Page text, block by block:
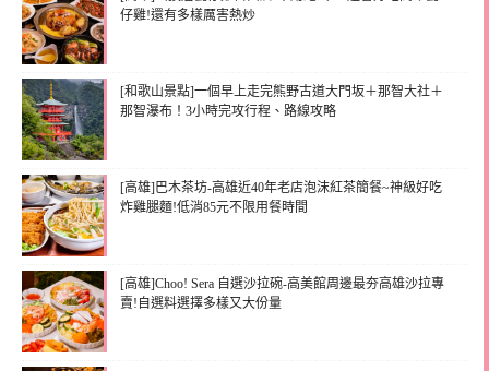
仔雞!還有多樣厲害熱炒
[和歌山景點]一個早上走完熊野古道大門坂＋那智大社＋
那智瀑布！3小時完攻行程、路線攻略
[高雄]巴木茶坊-高雄近40年老店泡沫紅茶簡餐~神級好吃
炸雞腿麵!低消85元不限用餐時間
[高雄]Choo! Sera 自選沙拉碗-高美館周邊最夯高雄沙拉專
賣!自選料選擇多樣又大份量